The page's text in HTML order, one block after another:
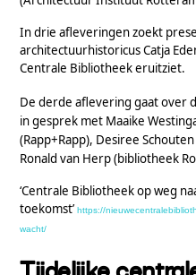
In drie afleveringen zoekt
architectuurhistoricus Catja
Centrale Bibliotheek eruitziet.
De derde aflevering gaat over
in gesprek met Maaike
(Rapp+Rapp), Desiree
Ronald van Herp (bibliotheek
‘Centrale Bibliotheek op weg
toekomst’https://
wacht/